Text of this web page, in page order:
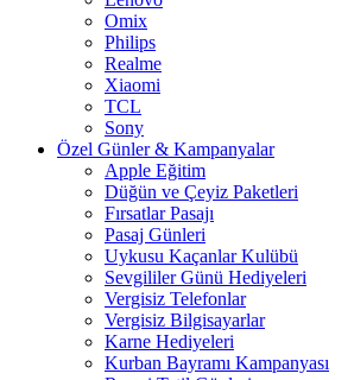
Omix
Philips
Realme
Xiaomi
TCL
Sony
Özel Günler & Kampanyalar
Apple Eğitim
Düğün ve Çeyiz Paketleri
Fırsatlar Pasajı
Pasaj Günleri
Uykusu Kaçanlar Kulübü
Sevgililer Günü Hediyeleri
Vergisiz Telefonlar
Vergisiz Bilgisayarlar
Karne Hediyeleri
Kurban Bayramı Kampanyası